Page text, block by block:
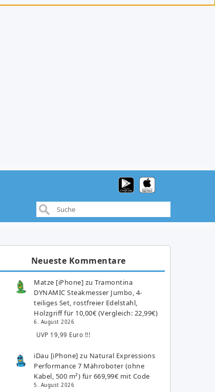
Neueste Kommentare
Matze [iPhone] zuTramontina
DYNAMIC Steakmesser Jumbo, 4-
teiliges Set, rostfreier Edelstahl,
Holzgriff für 10,00€ (Vergleich: 22,99€)
6. August 2026
UVP 19,99 Euro !!!
iDau [iPhone] zu Natural Expressions
Performance 7 Mähroboter (ohne
Kabel, 500 m²) für 669,99€ mit Code
5. August 2026